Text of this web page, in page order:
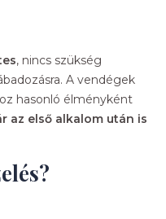
, nincs szükség
A vendégek
hasonló élményként
az első alkalom után is